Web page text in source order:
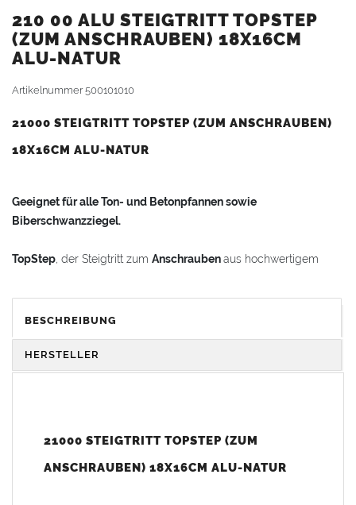
210 00 ALU STEIGTRITT TOPSTEP
(ZUM ANSCHRAUBEN) 18X16CM
ALU-NATUR
Artikelnummer500101010
21000 STEIGTRITT TOPSTEP (ZUM ANSCHRAUBEN)
18X16CM ALU-NATUR
Geeignet für alle Ton- und Betonpfannen sowie
Biberschwanzziegel.
TopStep, der Steigtritt zum Anschraubenaus hochwertigem
Extremwitterungsbeständig
Breite Gummiprofile an den Halterungen schützen die
Dachpfannenoberfläche vor Beschädigung.
Beim TopStep-Dachtrittsystem wird das Edelstahlhalteband an
zusätzlichen Montagelatte(4 x 6 cm) mit einer
BESCHREIBUNG
HERSTELLER
21000 STEIGTRITT TOPSTEP (ZUM
ANSCHRAUBEN) 18X16CM ALU-NATUR